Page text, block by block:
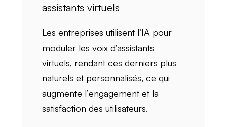
assistants virtuels
Les entreprises utilisent l’IA pour
modulerles voix d’assistants
virtuels, rendant ces derniers plus
naturels et personnalisés, ce qui
augmente l’engagementet la
satisfaction des utilisateurs.